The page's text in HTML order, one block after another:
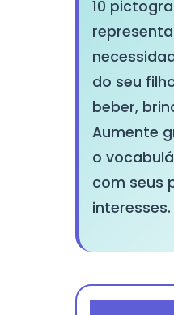
10
do seu
beber,
Aumente
o
com seus
interesses.